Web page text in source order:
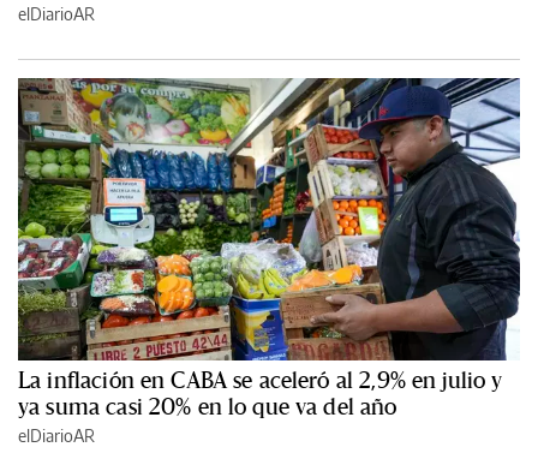
elDiarioAR
La inflación en CABA se aceleró al 2,9% en julio y
ya suma casi 20% en lo que va del año
elDiarioAR